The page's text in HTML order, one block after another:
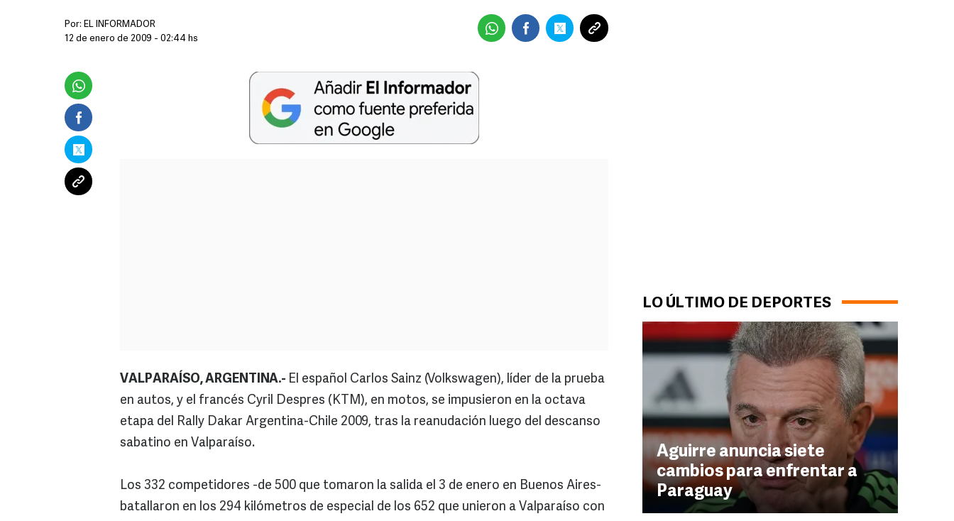
LO ÚLTIMO DE DEPORTES
Aguirre anuncia siete
cambios para enfrentar a
Paraguay
Por: EL INFORMADOR
12 de enero de 2009 - 02:44 hs
VALPARAÍSO, ARGENTINA.- El español Carlos Sainz (Volkswagen), líder de la prueba
en autos, y el francés Cyril Despres (KTM), en motos, se impusieron en la octava
etapa del Rally Dakar Argentina-Chile 2009, tras la reanudación luego del descanso
sabatino en Valparaíso.
Los 332 competidores -de 500 que tomaron la salida el 3 de enero en Buenos Aires-
batallaron en los 294 kilómetros de especial de los 652 que unieron a Valparaíso con